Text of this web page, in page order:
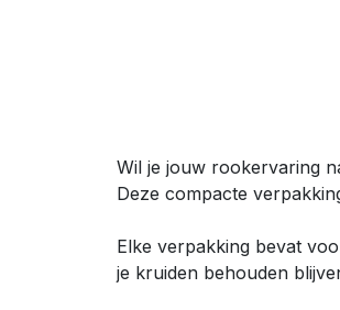
Wil je jouw rookervaring
Deze compacte
Elke verpakking bevat
je kruiden behouden